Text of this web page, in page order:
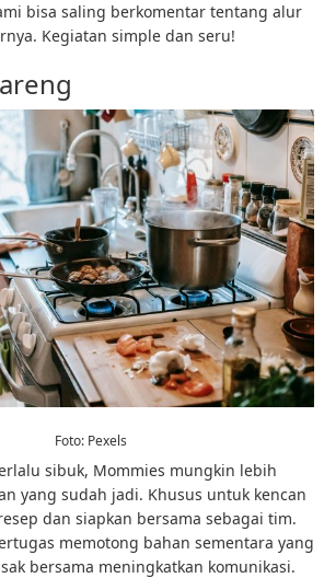
bisa saling berkomentar tentang alur
Kegiatan simple dan seru!
Foto: Pexels
sibuk, Mommies mungkin lebih
yang sudah jadi. Khusus untuk kencan
dan siapkan bersama sebagai tim.
memotong bahan sementara yang
bersama meningkatkan komunikasi.